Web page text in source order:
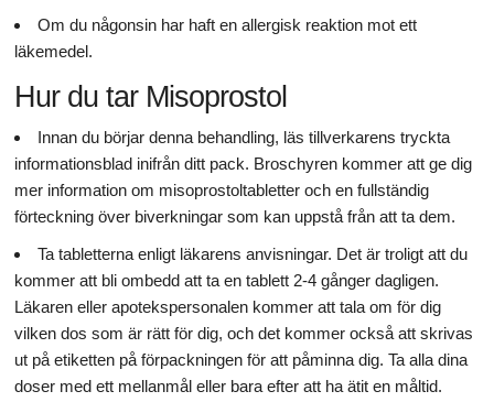
Om du någonsin har haft en allergisk reaktion mot ett
läkemedel.
Hur du tar Misoprostol
Innan du börjar denna behandling, läs tillverkarens tryckta
informationsblad inifrån ditt pack. Broschyren kommer att ge dig
mer information om misoprostoltabletter och en fullständig
förteckning över biverkningar som kan uppstå från att ta dem.
Ta tabletterna enligt läkarens anvisningar. Det är troligt att du
kommer att bli ombedd att ta en tablett 2-4 gånger dagligen.
Läkaren eller apotekspersonalen kommer att tala om för dig
vilken dos som är rätt för dig, och det kommer också att skrivas
ut på etiketten på förpackningen för att påminna dig. Ta alla dina
doser med ett mellanmål eller bara efter att ha ätit en måltid.